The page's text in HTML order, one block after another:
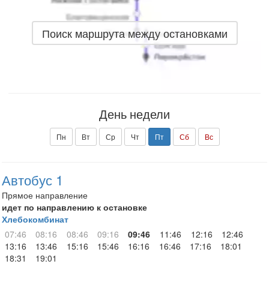
Поиск маршрута между остановками
День недели
Пн Вт Ср Чт Пт Сб Вс
Автобус 1
Прямое направление
идет по направлению к остановке
Хлебокомбинат
07:46
08:16 08:46 09:16 09:46 11:46 12:16
12:46
13:16
13:46 15:16 15:46 16:16 16:46 17:16
18:01
18:31
19:01